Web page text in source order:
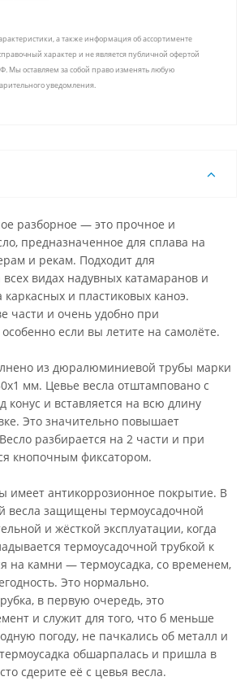
а также информация об ассортименте
характер и не является публичной офертой
Мы оставляем за собой право изменять любую
уведомления.
разборное — это прочное и
предназначенное для сплава на
и рекам. Подходит для
видах надувных катамаранов и
каркасных и пластиковых каноэ.
части и очень удобно при
если вы летите на самолёте.
из дюралюминиевой трубы марки
мм. Цевье весла отштамповано с
конус и вставляется на всю длину
Это значительно повышает
разбирается на 2 части и при
кнопочным фиксатором.
имеет антикоррозионное покрытие. В
весла защищены термоусадочной
и жёсткой эксплуатации, когда
термоусадочной трубкой к
на камни — термоусадка, со временем,
Это нормально.
в первую очередь, это
и служит для того, что б меньше
погоду, не пачкались об металл и
обшарпалась и пришла в
сдерите её с цевья весла.